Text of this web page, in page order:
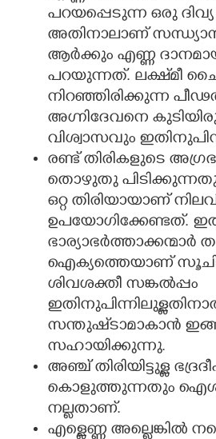
പറയപ്പെടുന്ന ഒരു
അതിനാലാണ്
ആർക്കും എണ്ണ
പറയുന്നത്. ലക്ഷ്‌മീ
നിറഞ്ഞിരിക്കുന്ന
അഗ്നിദേവനെ
വിശ്വാസവും
രണ്ട് തിരികളുടെ
തൊഴുതു
ഒറ്റ തിരിയായാണ്
ഉപയോഗിക്കേണ്ടത്.
ഭാര്യാഭർത്താക്കന്മാർ
ഐക്യത്തെയാണ്
ശിവശക്തീ സങ്കൽപ്പം
സന്തുഷ്‌ടാമാകാൻ
സഹായിക്കുന്നു.
അഞ്ച് തിരിയിട്ടുള്ള
കൊളുത്തുന്നതും
നല്ലതാണ്.
എള്ളെണ്ണ അല്ലെങ്കിൽ